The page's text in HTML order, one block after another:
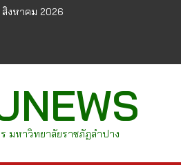
สิงหาคม 2026
มหาวิทยาลัยราชภัฏลำปาง